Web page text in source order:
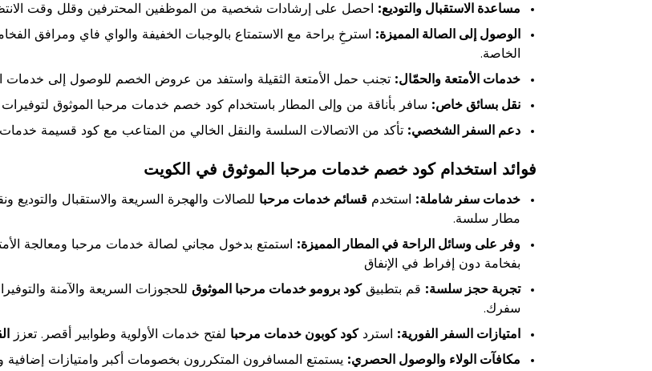
مساعدة الاستقبال والتوديع: احصل على إرشادات شخصية من الموظفين المحترفين وقلل وقت
الوصول إلى الصالة المميزة: استرخِ براحة مع الاستمتاع بالوجبات الخفيفة والواي فاي ومرافق
الخاصة.
خدمات الأمتعة والحمّال: تجنب حمل الأمتعة الثقيلة واستفد من عروض الخصم للوصول إلى خدمات
نقل بسائق خاص: سافر بأناقة من وإلى المطار باستخدام كود خصم خدمات مرحبا الموثوق لتوفيرات
دعم السفر الشخصي: تأكد من الاتصالات السلسة والنقل الخالي من المتاعب مع كود قسيمة
فوائد استخدام كود خصم خدمات مرحبا الموثوق في الكويت
خدمات سفر شاملة: استخدم قسائم خدمات مرحبا للصالات والهجرة السريعة والاستقبال والتوديع
مطار سلسة.
وفر على وسائل الراحة في المطار المميزة: استمتع بدخول مجاني لصالة خدمات مرحبا ومعالجة
بفخامة دون إفراط في الإنفاق
تجربة حجز سلسة: قم بتطبيق كود برومو خدمات مرحبا الموثوق للحجوزات السريعة والآمنة
سفرك.
امتيازات السفر الفورية: استرد كود كوبون خدمات مرحبا لفتح خدمات الأولوية وطوابير أقصر. تعزز
مكافآت الولاء والوصول الحصري: يستمتع المسافرون المتكررون بخصومات أكبر وامتيازات إضافية